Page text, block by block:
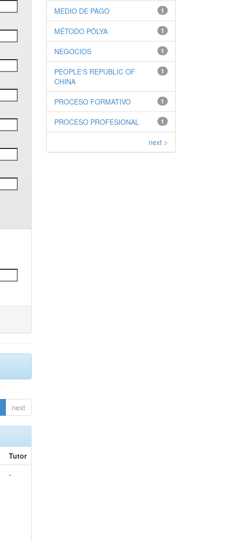
next
Tutor
-
1
MEDIO DE PAGO
1
MÉTODO PÓLYA
1
NEGOCIOS
1
PEOPLE'S REPUBLIC OF
CHINA
1
PROCESO FORMATIVO
1
PROCESO PROFESIONAL
next >